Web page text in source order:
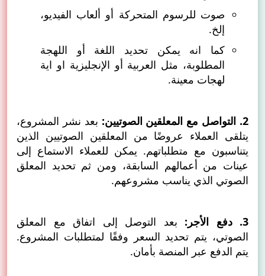
صوت للرسوم المتحركة أو ألعاب الفيديو،
إلخ.
كما انه يمكن تحديد اللغة أو اللهجة
المطلوبة، مثل العربية أو الإنجليزية او اية
لهجات معينة.
2. التواصل مع المعلقين الصوتيين:
بعد نشر المشروع،
يتلقى العملاء عروضًا من المعلقين الصوتيين الذين
يتناسبون مع متطلباتهم. يمكن للعملاء الاستماع إلى
عينات من أعمالهم السابقة، ومن ثم تحديد المعلق
الصوتي الذي يناسب مشروعهم.
3. دفع الأجر:
بعد التوصل إلى اتفاق مع المعلق
الصوتي، يتم تحديد السعر وفقًا لمتطلبات المشروع.
يتم الدفع عبر المنصة بأمان.